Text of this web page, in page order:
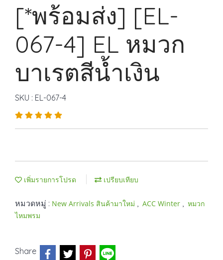
[*พร้อมส่ง] [EL-
067-4] EL หมวก
บาเรตสีน้ำเงิน
SKU : EL-067-4
เพิ่มรายการโปรด เปรียบเทียบ
หมวดหมู่ : New Arrivals สินค้ามาใหม่ , ACC Winter , หมวก
ไหมพรม
Share